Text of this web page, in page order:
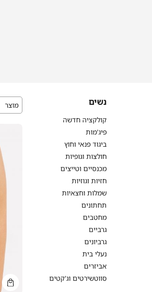
נשים
קולקציה חדשה
פיג'מות
ביגוד פנאי וחוץ
חולצות וגופיות
מכנסיים וטייצים
חזיות וגוזיות
שמלות וחצאיות
תחתונים
מחטבים
גרביים
גרביונים
נעלי בית
אביזרים
סווטשירטים וג'קטים
מוצר
קנייה